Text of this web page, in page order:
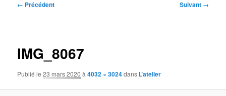
Navigation
← Précédent Suivant →
IMG_8067
Publié le23 mars 2020 à4032 × 3024dans L’atelier